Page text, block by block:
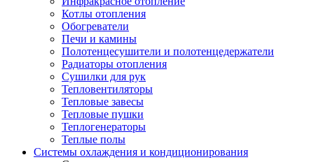
Котлы отопления
Обогреватели
Печи и камины
Полотенцесушители и полотенцедержатели
Радиаторы отопления
Сушилки для рук
Тепловентиляторы
Тепловые завесы
Тепловые пушки
Теплогенераторы
Теплые полы
Системы охлаждения и кондиционирования